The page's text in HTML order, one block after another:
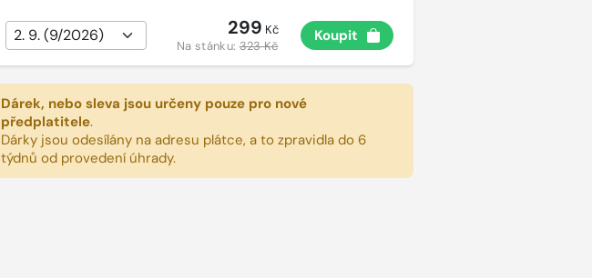
299 Kč
Na stánku:323 Kč
Koupit
Dárek, nebo sleva jsou určeny pouze pro nové
předplatitele.
Dárky jsou odesílány na adresu plátce, a to zpravidla do 6
týdnů od provedení úhrady.